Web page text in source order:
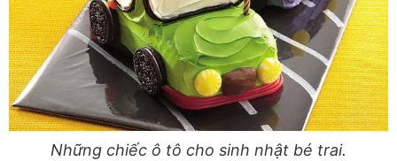
Những chiếc ô tô cho sinh nhật bé trai.